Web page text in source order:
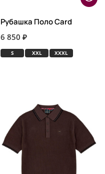
Рубашка Поло Card
6 850 ₽
S XXL XXXL